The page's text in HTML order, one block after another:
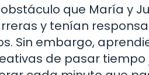
que María y
y tenían
Sin embargo,
de pasar tiempo